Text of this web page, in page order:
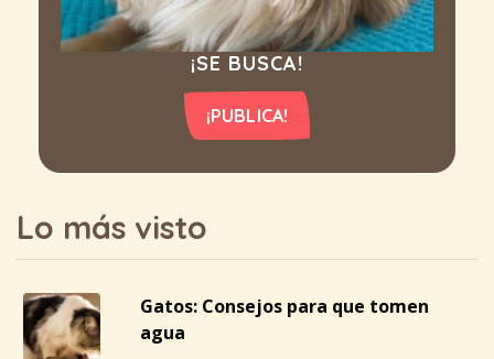
¡SE BUSCA!
¡PUBLICA!
Lo más visto
Gatos: Consejos para que tomen
agua